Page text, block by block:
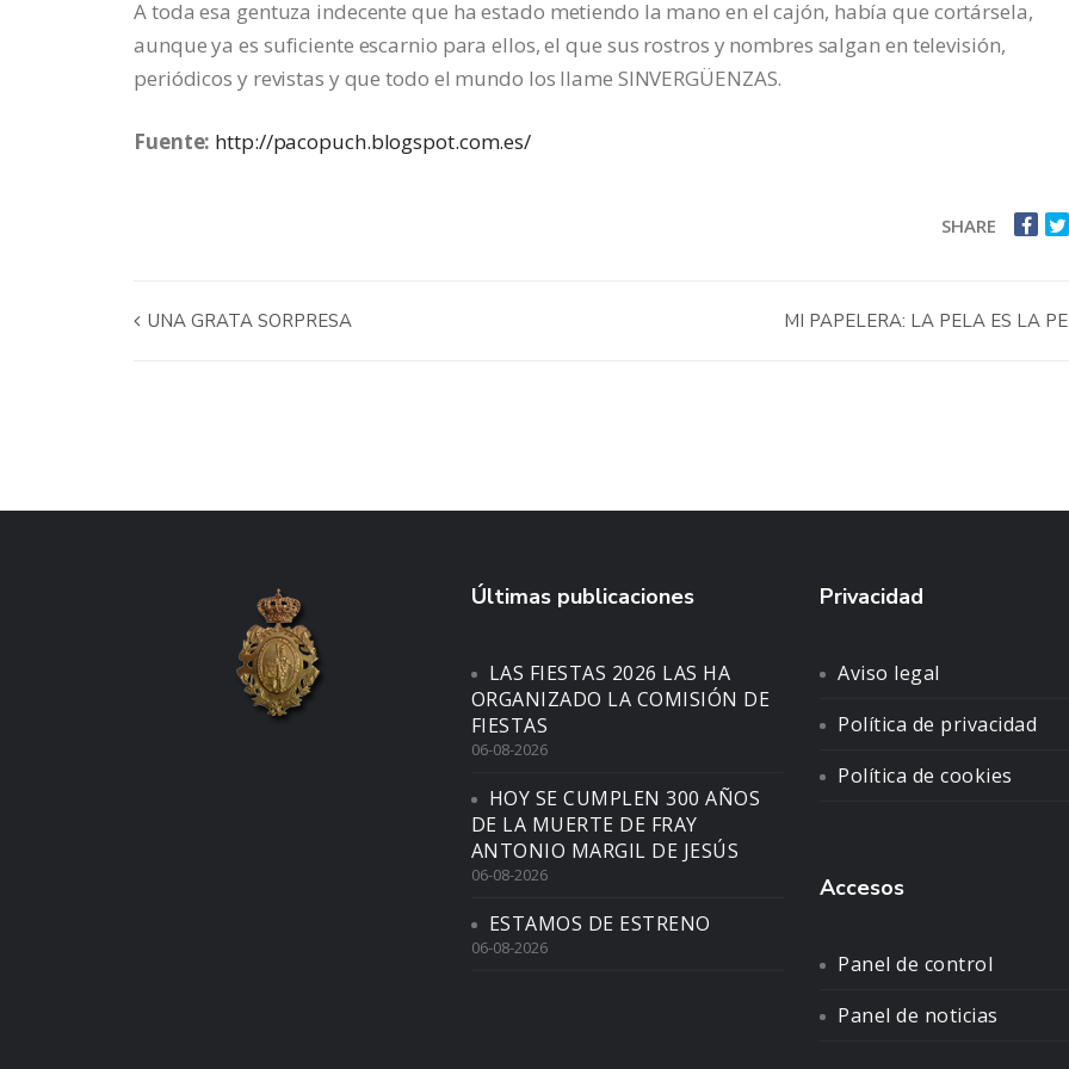
A toda esa gentuza indecente que ha estado metiendo la mano en el cajón, había que cortársela,
aunque ya es suficiente escarnio para ellos, el que sus rostros y nombres salgan en televisión,
periódicos y revistas y que todo el mundo los llame SINVERGÜENZAS.
Fuente: http://pacopuch.blogspot.com.es/
SHARE
UNA GRATA SORPRESA MI PAPELERA: LA PELA ES LA
Últimas publicaciones
LAS FIESTAS 2026 LAS HA
ORGANIZADO LA COMISIÓN DE
FIESTAS
06-08-2026
HOY SE CUMPLEN 300 AÑOS
DE LA MUERTE DE FRAY
ANTONIO MARGIL DE JESÚS
06-08-2026
ESTAMOS DE ESTRENO
06-08-2026
Privacidad
Aviso legal
Política de privacidad
Política de cookies
Accesos
Panel de control
Panel de noticias